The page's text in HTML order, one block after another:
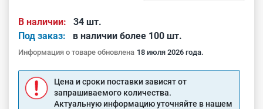
В наличии:
34 шт.
Под заказ:
в наличии более 100 шт.
Информация о товаре обновлена 18 июля 2026 года.
Цена и сроки поставки зависят от
запрашиваемого количества.
Актуальную информацию уточняйте в нашем